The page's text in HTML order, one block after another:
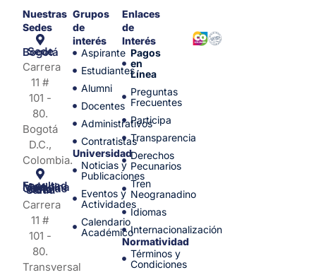
Nuestras
Sedes
Sede Bogotá
Carrera
11 #
101 -
80.
Bogotá
D.C.,
Colombia.
Facultad de Medicina y Ciencias de la Salud
Carrera
11 #
101 -
80.
Transversal
Grupos
de
interés
Aspirante
Estudiantes
Alumni
Docentes
Administrativos
Contratistas
Universidad
Noticias y
Publicaciones
Eventos y
Actividades
Calendario
Académico
Enlaces
de
Interés
Pagos
en
Línea
Preguntas
Frecuentes
Participa
Transparencia
Derechos
Pecunarios
Tren
Neogranadino
Idiomas
Internacionalización
Normatividad
Términos y
Condiciones